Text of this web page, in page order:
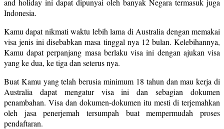
and holiday ini dapat dipunyai oleh banyak Negara termasuk juga
Indonesia.
Kamu dapat nikmati waktu lebih lama di Australia dengan memakai
visa jenis ini disebabkan masa tinggal nya 12 bulan. Kelebihannya,
Kamu dapat perpanjang masa berlaku visa ini dengan ajukan visa
yang ke dua, ke tiga dan seterus nya.
Buat Kamu yang telah berusia minimum 18 tahun dan mau kerja di
Australia dapat mengatur visa ini dan sebagian dokumen
penambahan. Visa dan dokumen-dokumen itu mesti di terjemahkan
oleh jasa penerjemah tersumpah buat mempermudah proses
pendaftaran.